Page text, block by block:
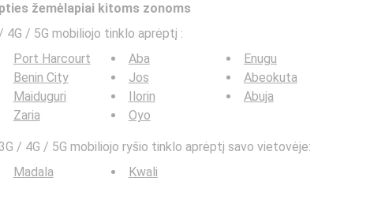
žemėlapiai kitoms zonoms
4G / 5G mobiliojo tinklo aprėptį :
Port Harcourt
Benin City
Maiduguri
Zaria
Aba
Jos
Ilorin
Oyo
Enugu
Abeokuta
Abuja
/ 4G / 5G mobiliojo ryšio tinklo aprėptį savo vietovėje:
Madala Kwali